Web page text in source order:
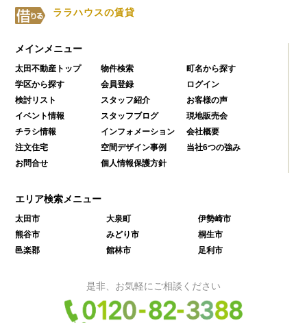
ララハウスの賃貸
メインメニュー
太田不動産トップ 物件検索
町名から探す
学区から探す
会員登録
ログイン
検討リスト
スタッフ紹介
お客様の声
イベント情報
スタッフブログ
現地販売会
チラシ情報
インフォメーション
会社概要
注文住宅
空間デザイン事例
当社6つの強み
お問合せ
個人情報保護方針
エリア検索メニュー
太田市 大泉町
伊勢崎市
熊谷市
みどり市
桐生市
邑楽郡
館林市 足利市
是非、お気軽にご相談ください